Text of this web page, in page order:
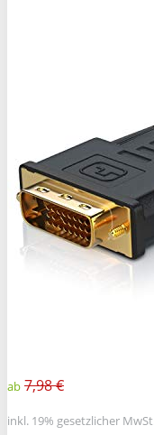
ab 7,98 €
inkl. 19% gesetzlicher